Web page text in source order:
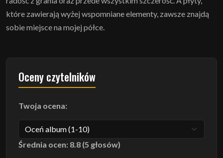
które zawierają wyżej wspomniane elementy, zawsze znajdą
sobie miejsce na mojej półce.
Oceny czytelników
Twoja ocena:
Średnia ocen: 8.8 (5 głosów)